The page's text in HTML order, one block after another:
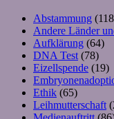
Abstammung
Andere Länder
Aufklärung (64)
DNA Test(78)
Eizellspende (19)
Ethik (65)
Leihmutterschaft